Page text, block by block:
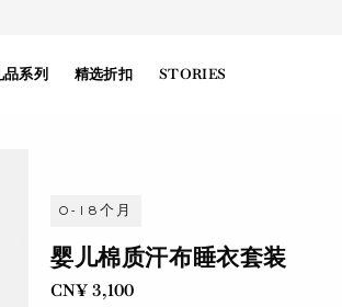
品系列 精选折扣 STORIES
0-18个月
婴儿棉质汗布睡衣套装
CN¥ 3,100